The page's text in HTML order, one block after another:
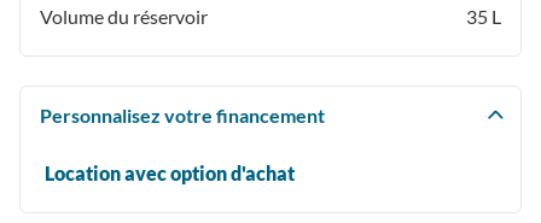
Volume du réservoir
35 L
Personnalisez votre financement
Location avec option d'achat